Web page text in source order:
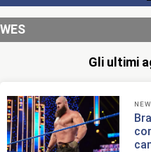
WES
Gli ultimi